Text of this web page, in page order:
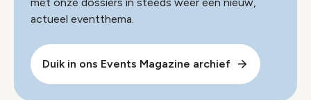
actueel eventthema.
Duik in ons Events Magazine archief